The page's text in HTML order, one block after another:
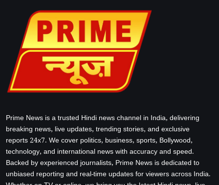
Prime News is a trusted Hindi news channel in India, delivering
breaking news, live updates, trending stories, and exclusive
reports 24x7. We cover politics, business, sports, Bollywood,
technology, and international news with accuracy and speed.
Backed by experienced journalists, Prime News is dedicated to
unbiased reporting and real-time updates for viewers across India.